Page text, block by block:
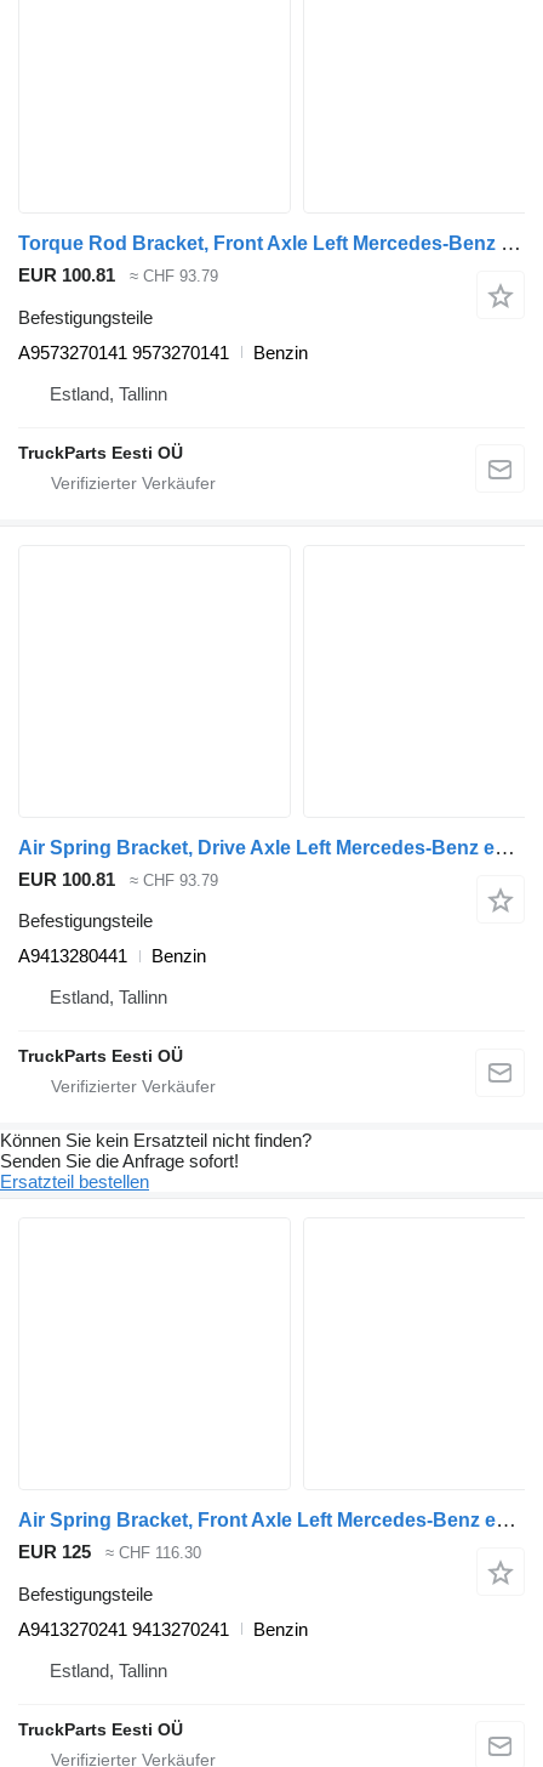
Torque Rod Bracket, Front Axle Left Mercedes-Benz econic 2628 (01.98-) A9573270141 für Mercedes-Benz Econic (1998-2014) Müllwagen
EUR 100.81 ≈ CHF 93.79
Befestigungsteile
A9573270141 9573270141
Benzin
Estland, Tallinn
TruckParts Eesti OÜ
Air Spring Bracket, Drive Axle Left Mercedes-Benz econic 2628 (01.98-) A9413280441 für Mercedes-Benz Econic (1998-2014) Müllwagen
EUR 100.81 ≈ CHF 93.79
Befestigungsteile
A9413280441
Benzin
Estland, Tallinn
TruckParts Eesti OÜ
Können Sie kein Ersatzteil nicht finden?
Senden Sie die Anfrage sofort!
Ersatzteil bestellen
Air Spring Bracket, Front Axle Left Mercedes-Benz econic 2628 (01.98-) A9413270241 für Mercedes-Benz Econic (1998-2014) Müllwagen
EUR 125 ≈ CHF 116.30
Befestigungsteile
A9413270241 9413270241
Benzin
Estland, Tallinn
TruckParts Eesti OÜ